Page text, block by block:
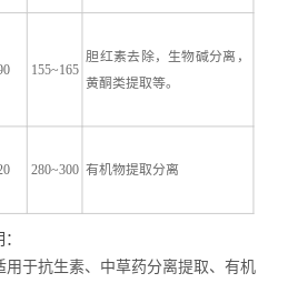
155~165
胆红素去除，生物碱分离，
黄酮类提取等。
280~300 有机物提取分离
于抗生素、中草药分离提取、有机